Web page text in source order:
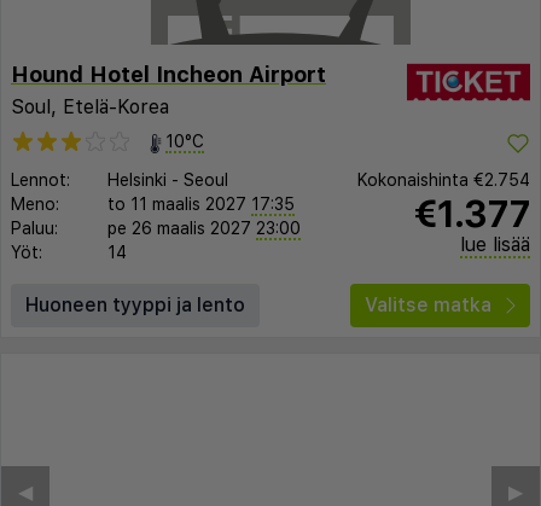
Hound Hotel Incheon Airport
Soul, Etelä-Korea
10°C
Lennot:
Helsinki - Seoul
Meno:
to 11 maalis 2027 17:35
Paluu:
pe 26 maalis 2027 23:00
Yöt:
14
Kokonaishinta €2.754
€1.377
lue lisää
Huoneen tyyppi ja lento Valitse matka
▶︎
◀︎